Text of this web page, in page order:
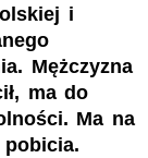
i
Mężczyzna
ma do
Ma na